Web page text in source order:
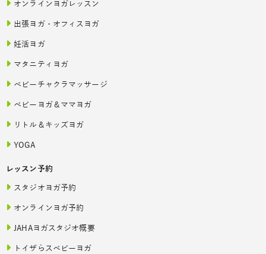
オンラインヨガレッスン
出張ヨガ・オフィスヨガ
妊活ヨガ
マタニティヨガ
ベビーチャクラマッサージ
ベビーヨガ＆ママヨガ
リトル＆キッズヨガ
YOGA
レッスン予約
スタジオヨガ予約
オンラインヨガ予約
JAHAヨガスタジオ概要
トイザらスベビーヨガ